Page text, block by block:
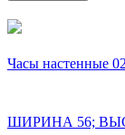
Часы настенные
ШИРИНА 56;